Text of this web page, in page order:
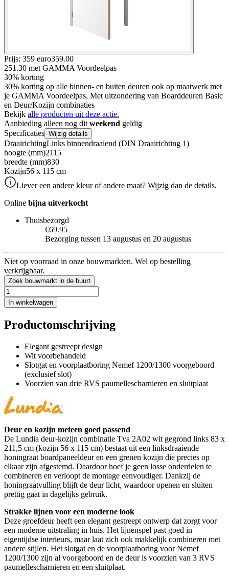
Prijs: 359 euro359.00
251.30 met GAMMA Voordeelpas
30% korting
30% korting op alle binnen- en buiten deuren ook op maatwerk met
je GAMMA Voordeelpas, Met uitzondering van Boarddeuren Basic
en Deur/Kozijn combinaties
Bekijk alle producten uit deze actie.
Aanbieding alleen nog dit weekend geldig
Specificaties Wijzig details
DraairichtingLinks binnendraaiend (DIN Draairichting 1)
hoogte (mm)2115
breedte (mm)830
Kozijn56 x 115 cm
Liever een andere kleur of andere maat? Wijzig dan de details.
Online bijna uitverkocht
Thuisbezorgd
€69.95
Bezorging tussen 13 augustus en 20 augustus
Niet op voorraad in onze bouwmarkten. Wel op bestelling
verkrijgbaar.
Zoek bouwmarkt in de buurt
In winkelwagen
Productomschrijving
Elegant gestreept design
Wit voorbehandeld
Slotgat en voorplaatboring Nemef 1200/1300 voorgeboord
(exclusief slot)
Voorzien van drie RVS paumellescharnieren en sluitplaat
Deur en kozijn meteen goed passend
De Lundia deur-kozijn combinatie Tva 2A02 wit gegrond links 83 x
211,5 cm (kozijn 56 x 115 cm) bestaat uit een linksdraaiende
honingraat boardpaneeldeur en een grenen kozijn die precies op
elkaar zijn afgestemd. Daardoor hoef je geen losse onderdelen te
combineren en verloopt de montage eenvoudiger. Dankzij de
honingraatvulling blijft de deur licht, waardoor openen en sluiten
prettig gaat in dagelijks gebruik.
Strakke lijnen voor een moderne look
Deze groefdeur heeft een elegant gestreept ontwerp dat zorgt voor
een moderne uitstraling in huis. Het lijnenspel past goed in
eigentijdse interieurs, maar laat zich ook makkelijk combineren met
andere stijlen. Het slotgat en de voorplaatboring voor Nemef
1200/1300 zijn al voorgeboord en de deur is voorzien van 3 RVS
paumellescharnieren en een sluitplaat.